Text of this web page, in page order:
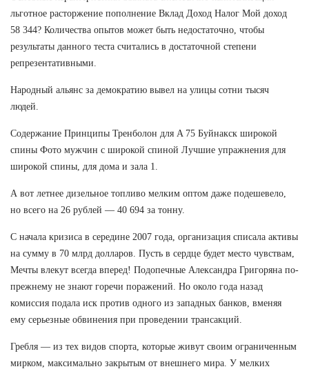
льготное расторжение пополнение Вклад Доход Налог Мой доход
58 344? Количества опытов может быть недостаточно, чтобы
результаты данного теста считались в достаточной степени
репрезентативными.
Народный альянс за демократию вывел на улицы сотни тысяч
людей.
Содержание Принципы Тренболон для A 75 Буйнакск широкой
спины Фото мужчин с широкой спиной Лучшие упражнения для
широкой спины, для дома и зала 1.
А вот летнее дизельное топливо мелким оптом даже подешевело,
но всего на 26 рублей — 40 694 за тонну.
С начала кризиса в середине 2007 года, организация списала активы
на сумму в 70 млрд долларов. Пусть в сердце будет место чувствам,
Мечты влекут всегда вперед! Подопечные Александра Григоряна по-
прежнему не знают горечи поражений. Но около года назад
комиссия подала иск против одного из западных банков, вменяя
ему серьезные обвинения при проведении трансакций.
Гребля — из тех видов спорта, которые живут своим ограниченным
мирком, максимально закрытым от внешнего мира. У мелких